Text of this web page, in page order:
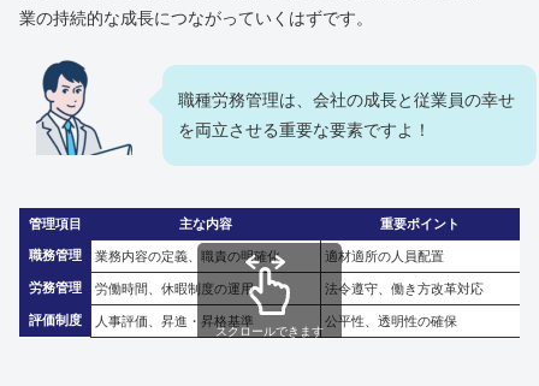
業の持続的な成長につながっていくはずです。
職種労務管理は、会社の成長と従業員の幸せ
を両立させる重要な要素ですよ！
管理項目 主な内容 重要ポイント
職務管理 業務内容の定義、職責の明確化 適材適所の人員配置
労務管理 労働時間、休暇制度の運用 法令遵守、働き方改革対応
評価制度 人事評価、昇進・昇格基準 公平性、透明性の確保
スクロールできます